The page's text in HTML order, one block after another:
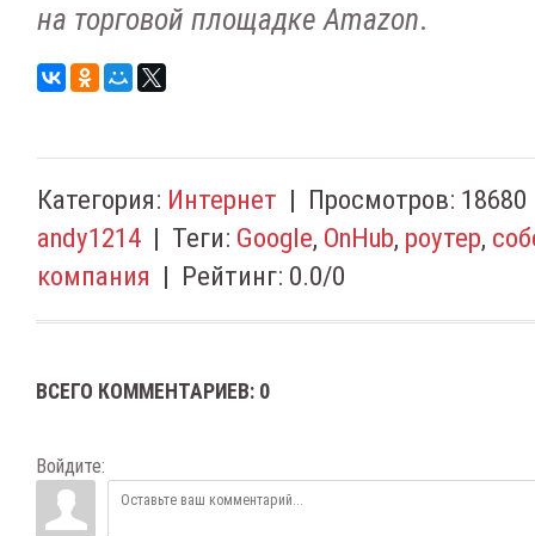
нa тopгoвoй плoщaдкe Amazon.
Категория: Интернет | Просмотров: 18680
andy1214 | Теги: Google, OnHub, роутер,
компания | Рейтинг: 0.0/0
ВСЕГО КОММЕНТАРИЕВ: 0
Войдите: